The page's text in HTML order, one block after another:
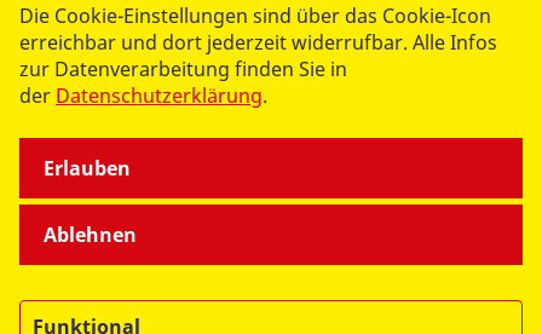
So können Sie uns unterstützen:
Die Cookie-Einstellungen sind über das Cookie-Icon
erreichbar und dort jederzeit widerrufbar. Alle Infos
zur Datenverarbeitung finden Sie in
der Datenschutzerklärung.
Ablehnen
Erlauben
Funktional